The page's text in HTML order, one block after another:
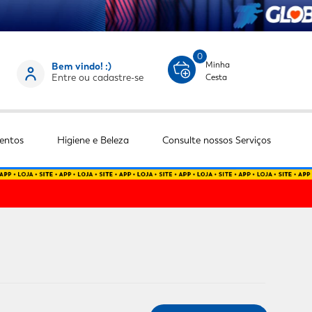
Bem vindo! :)
Entre ou cadastre-se
0
Minha
Cesta
Higiene e Beleza Consulte nossos Serviços